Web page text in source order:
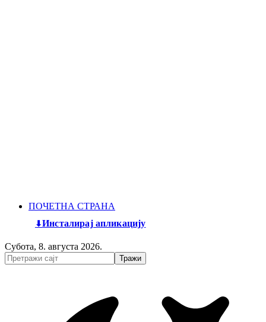
ПОЧЕТНА СТРАНА
Инсталирај апликацију
Субота, 8. августа 2026.